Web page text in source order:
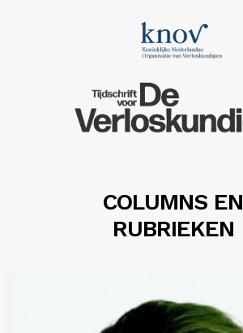
COLUMNS EN
RUBRIEKEN